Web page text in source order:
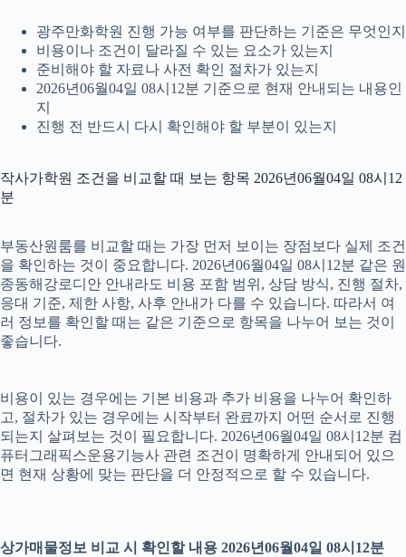
광주만화학원 진행 가능 여부를 판단하는 기준은 무엇인지
비용이나 조건이 달라질 수 있는 요소가 있는지
준비해야 할 자료나 사전 확인 절차가 있는지
2026년06월04일 08시12분 기준으로 현재 안내되는 내용인
지
진행 전 반드시 다시 확인해야 할 부분이 있는지
작사가학원 조건을 비교할 때 보는 항목 2026년06월04일 08시12
분
부동산원룸를 비교할 때는 가장 먼저 보이는 장점보다 실제 조건
을 확인하는 것이 중요합니다. 2026년06월04일 08시12분 같은 원
종동해강로디안 안내라도 비용 포함 범위, 상담 방식, 진행 절차,
응대 기준, 제한 사항, 사후 안내가 다를 수 있습니다. 따라서 여
러 정보를 확인할 때는 같은 기준으로 항목을 나누어 보는 것이
좋습니다.
비용이 있는 경우에는 기본 비용과 추가 비용을 나누어 확인하
고, 절차가 있는 경우에는 시작부터 완료까지 어떤 순서로 진행
되는지 살펴보는 것이 필요합니다. 2026년06월04일 08시12분 컴
퓨터그래픽스운용기능사 관련 조건이 명확하게 안내되어 있으
면 현재 상황에 맞는 판단을 더 안정적으로 할 수 있습니다.
상가매물정보 비교 시 확인할 내용 2026년06월04일 08시12분